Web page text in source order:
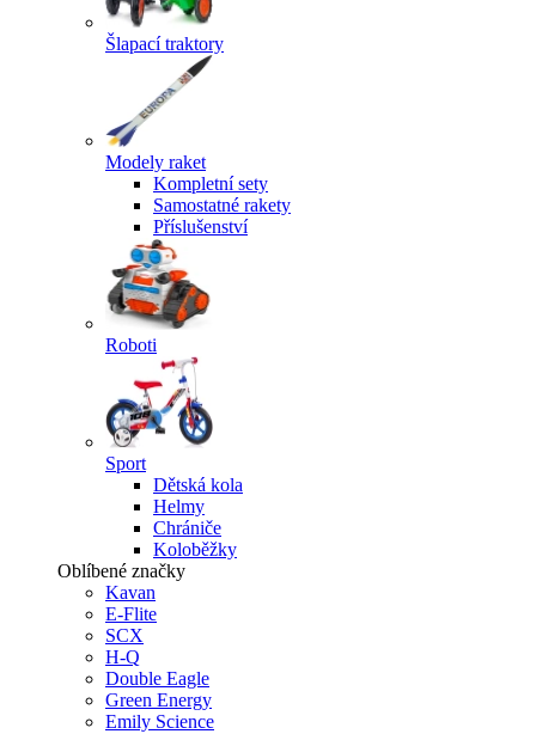
Šlapací traktory
Modely raket
Kompletní sety
Samostatné rakety
Příslušenství
Roboti
Sport
Dětská kola
Helmy
Chrániče
Koloběžky
Oblíbené značky
Kavan
E-Flite
SCX
H-Q
Double Eagle
Green Energy
Emily Science